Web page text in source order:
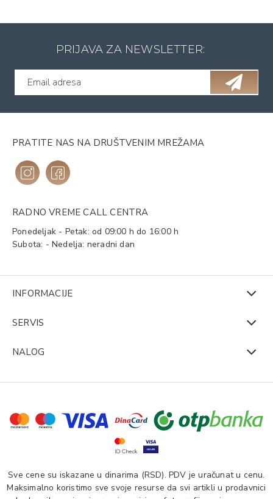
PRIJAVA ZA NEWSLETTER:
PRATITE NAS NA DRUŠTVENIM MREŽAMA
RADNO VREME CALL CENTRA
Ponedeljak - Petak: od 09:00 h do 16:00 h
Subota: - Nedelja: neradni dan
INFORMACIJE
SERVIS
NALOG
Sve cene su iskazane u dinarima (RSD). PDV je uračunat u cenu.
Maksimalno koristimo sve svoje resurse da svi artikli u prodavnici